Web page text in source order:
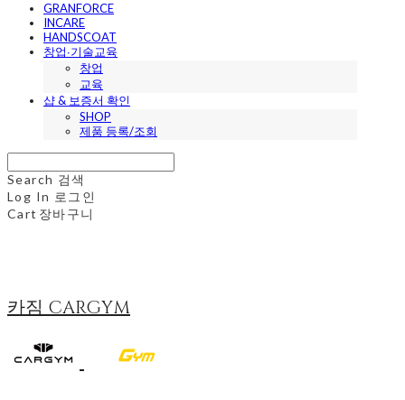
GRANFORCE
INCARE
HANDSCOAT
창업∙기술교육
창업
교육
샵 & 보증서 확인
SHOP
제품 등록/조회
Search 검색
Log In 로그인
Cart 장바구니
카짐 CARGYM